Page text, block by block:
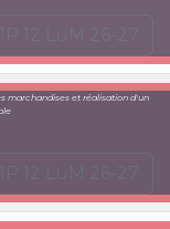
marchandises et réalisation d'un